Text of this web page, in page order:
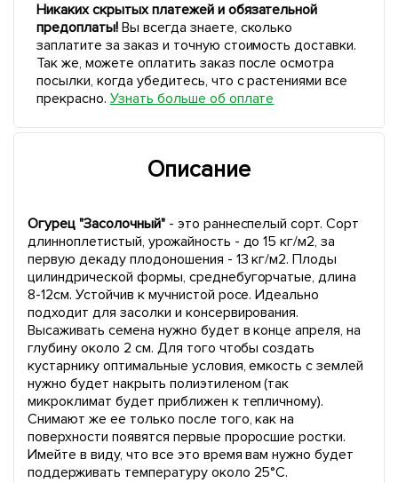
Никаких скрытых платежей и обязательной
предоплаты!Вы всегда знаете, сколько
заплатите за заказ и точную стоимость доставки.
Так же, можете оплатить заказ после осмотра
посылки, когда убедитесь, что с растениями все
прекрасно. Узнать больше об оплате
Описание
Огурец "Засолочный"- это раннеспелый сорт. Сорт
длинноплетистый, урожайность - до 15 кг/м2, за
первую декаду плодоношения - 13 кг/м2. Плоды
цилиндрической формы, среднебугорчатые, длина
8-12см. Устойчив к мучнистой росе. Идеально
подходит для засолки и консервирования.
Высаживать семена нужно будет в конце апреля, на
глубину около 2 см. Для того чтобы создать
кустарнику оптимальные условия, емкость с землей
нужно будет накрыть полиэтиленом (так
микроклимат будет приближен к тепличному).
Снимают же ее только после того, как на
поверхности появятся первые проросшие ростки.
Имейте в виду, что все это время вам нужно будет
поддерживать температуру около 25°С.